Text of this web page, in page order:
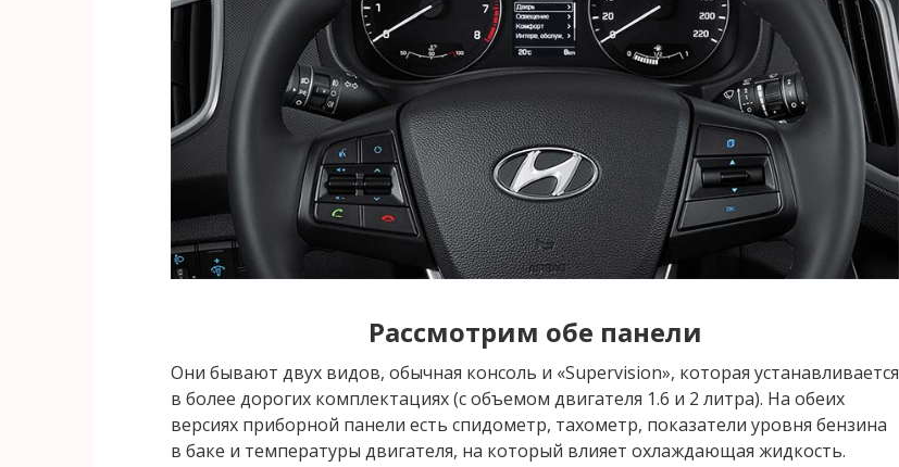
Рассмотрим обе панели
Они бывают двух видов, обычная консоль и «Supervision», которая устанавливается
в более дорогих комплектациях (с объемом двигателя 1.6 и 2 литра). На обеих
версиях приборной панели есть спидометр, тахометр, показатели уровня бензина
в баке и температуры двигателя, на который влияет охлаждающая жидкость.